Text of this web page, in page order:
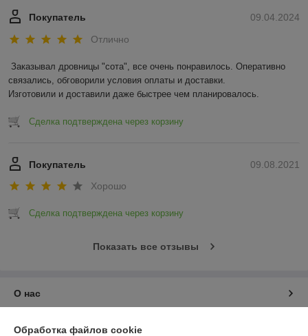
09.04.2024
Покупатель
Отлично
Заказывал дровницы "сота", все очень понравилось. Оперативно
связались, обговорили условия оплаты и доставки.
Изготовили и доставили даже быстрее чем планировалось.
Сделка подтверждена через корзину
09.08.2021
Покупатель
Хорошо
Сделка подтверждена через корзину
Показать все отзывы
О нас
Контакты
Обработка файлов cookie